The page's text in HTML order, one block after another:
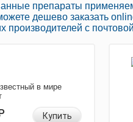
препараты
дешево заказать
производителей с
в мире
Купить